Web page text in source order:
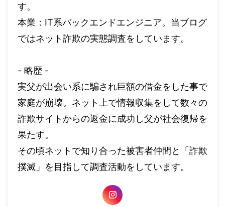
す。
本業：IT系バックエンドエンジニア。当ブログ
ではネット詐欺の実態調査をしています。
- 略歴 -
実父が出会い系に騙され巨額の借金をした事で
家庭が崩壊。ネット上で情報収集をして数々の
詐欺サイトからの返金に成功し父が社会復帰を
果たす。
その頃ネットで知り合った被害者仲間と「詐欺
撲滅」を目指して調査活動をしています。